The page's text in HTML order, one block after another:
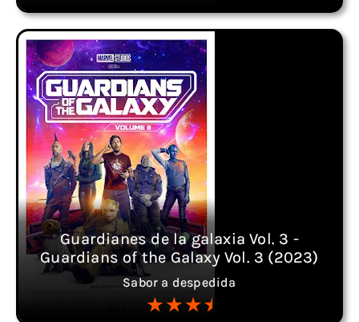
Guardianes de la galaxia Vol. 3 -
Guardians of the Galaxy Vol. 3 (2023)
Sabor a despedida